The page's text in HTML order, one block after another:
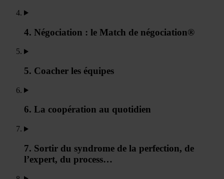
4. Négociation : le Match de négociation®
5. Coacher les équipes
6. La coopération au quotidien
7. Sortir du syndrome de la perfection, de
l’expert, du process…